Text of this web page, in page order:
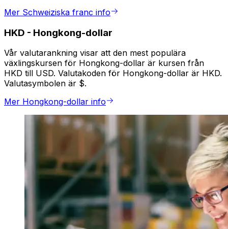
Mer Schweiziska franc info
HKD - Hongkong-dollar
Vår valutarankning visar att den mest populära
växlingskursen för Hongkong-dollar är kursen från
HKD till USD. Valutakoden för Hongkong-dollar är HKD.
Valutasymbolen är $.
Mer Hongkong-dollar info